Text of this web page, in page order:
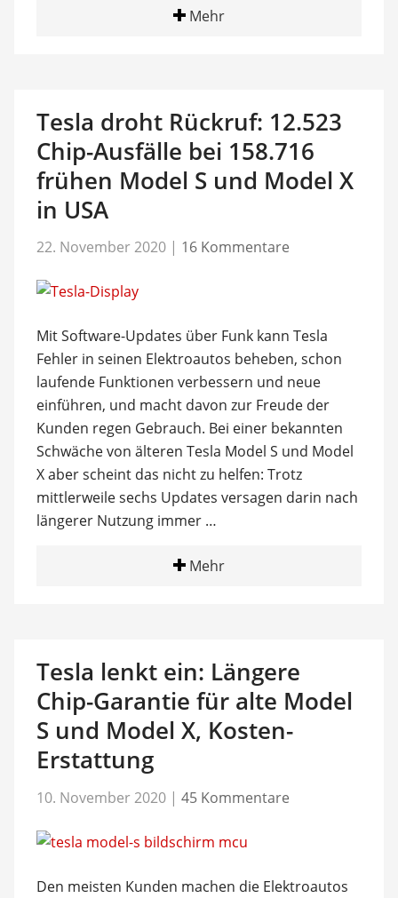
Mehr
Tesla droht Rückruf: 12.523
Chip-Ausfälle bei 158.716
frühen Model S und Model X
in USA
22. November 2020 | 16 Kommentare
Mit Software-Updates über Funk kann Tesla
Fehler in seinen Elektroautos beheben, schon
laufende Funktionen verbessern und neue
einführen, und macht davon zur Freude der
Kunden regen Gebrauch. Bei einer bekannten
Schwäche von älteren Tesla Model S und Model
X aber scheint das nicht zu helfen: Trotz
mittlerweile sechs Updates versagen darin nach
längerer Nutzung immer …
Mehr
Tesla lenkt ein: Längere
Chip-Garantie für alte Model
S und Model X, Kosten-
Erstattung
10. November 2020 | 45 Kommentare
Den meisten Kunden machen die Elektroautos